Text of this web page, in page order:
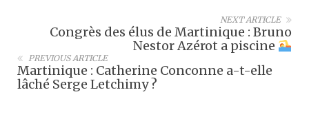
NEXT ARTICLE
Congrès des élus de Martinique : Bruno
Nestor Azérot a piscine
PREVIOUS ARTICLE
Martinique : Catherine Conconne a-t-elle
lâché Serge Letchimy ?